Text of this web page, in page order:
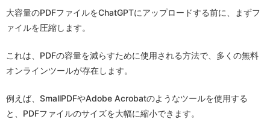
大容量のPDFファイルをChatGPTにアップロードする前に、まずフ
ァイルを圧縮します。
これは、PDFの容量を減らすために使用される方法で、多くの無料
オンラインツールが存在します。
例えば、SmallPDFやAdobe Acrobatのようなツールを使用する
と、PDFファイルのサイズを大幅に縮小できます。